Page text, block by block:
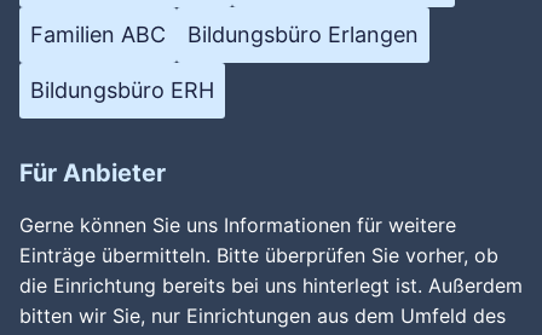
Familien ABC Bildungsbüro Erlangen
Bildungsbüro ERH
Für Anbieter
Gerne können Sie uns Informationen für weitere
Einträge übermitteln. Bitte überprüfen Sie vorher, ob
die Einrichtung bereits bei uns hinterlegt ist. Außerdem
bitten wir Sie, nur Einrichtungen aus dem Umfeld des